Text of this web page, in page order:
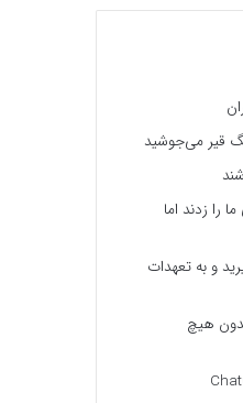
قیر می‌جوشید
را زدند اما
و به تعهدات
هیچ